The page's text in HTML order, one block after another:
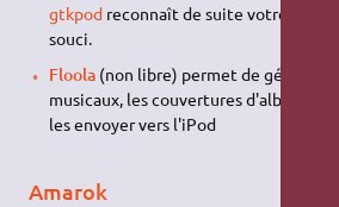
gtkpodreconnaît de suite votre iPod
souci.
Floola(non libre) permet de gérer en
musicaux, les couvertures d'albums
les envoyer vers l'iPod
Amarok